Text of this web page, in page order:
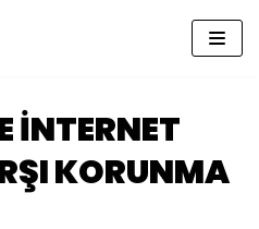
İNTERNET
KORUNMA